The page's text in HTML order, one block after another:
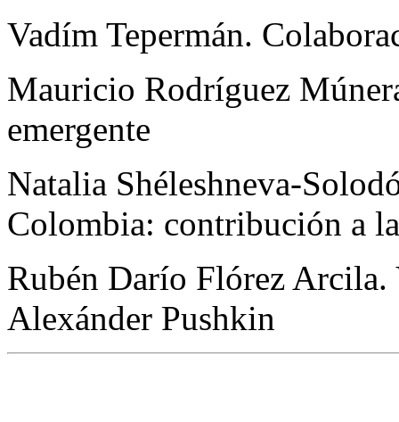
Vadím Tepermán.
Mauricio Rodríguez
emergente
Natalia Shéleshneva-
Colombia: contribución a
Rubén Darío Flórez
Alexánder Pushkin